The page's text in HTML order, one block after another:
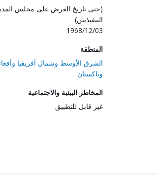
(حتى تاريخ العرض على مجلس
التنفيذيين)
1968/12/03
المنطقة
الشرق الأوسط وشمال أفريقيا
وباكستان
المخاطر البيئية والاجتماعية
غير قابل للتطبيق